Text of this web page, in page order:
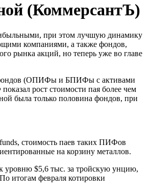
(КоммерсантЪ)
при этом лучшую динамику
компаниями, а также фондов,
рынка акций, но теперь уже во главе
фондов (ОПИФы и БПИФы с активами
рост стоимости пая более чем
была только половина фондов, при
стоимость паев таких ПИФов
на корзину металлов.
уровню $5,6 тыс. за тройскую унцию,
итогам февраля котировки